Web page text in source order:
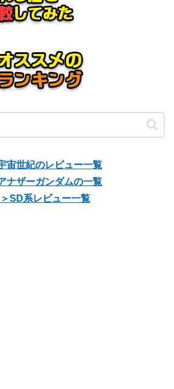
宙世紀のレビュー一覧
ナザーガンダムの一覧
＞SD系レビュー一覧